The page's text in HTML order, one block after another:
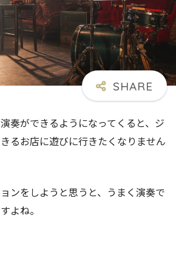
奏ができるようになってくると、ジ
るお店に遊びに行きたくなりません
ンをしようと思うと、うまく演奏で
よね。